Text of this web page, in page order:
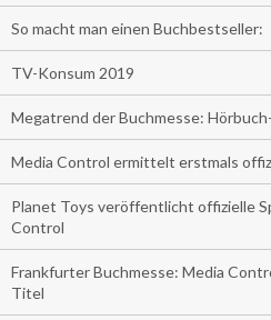
So macht man einen Buchbestseller:
TV-Konsum 2019
Megatrend der Buchmesse:
Media Control ermittelt erstmals
Planet Toys veröffentlicht offizielle
Control
Frankfurter Buchmesse: Media
Titel